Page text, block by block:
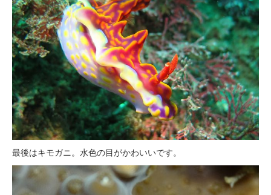
最後はキモガニ。水色の目がかわいいです。